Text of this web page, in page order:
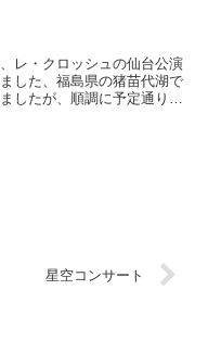
レ・クロッシュの仙台公演
した、福島県の猪苗代湖で
したが、順調に予定通りに
星空コンサート